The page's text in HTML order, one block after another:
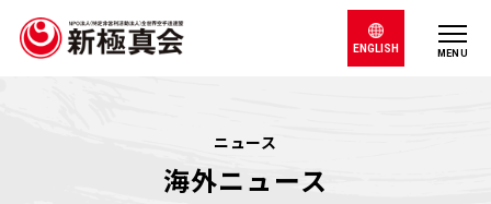
MENU
ENGLISH
ニュース
海外ニュース